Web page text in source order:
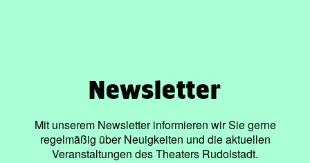
Newsletter
Mit unserem Newsletter informieren wir Sie gerne
regelmäßig über Neuigkeiten und die aktuellen
Veranstaltungen des Theaters Rudolstadt.